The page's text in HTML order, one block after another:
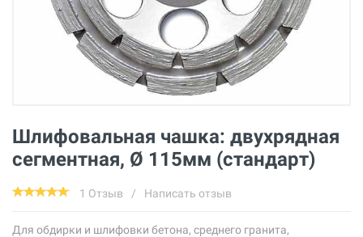
Шлифовальная чашка: двухрядная
сегментная, Ø 115мм (стандарт)
1 Отзыв / Написать отзыв
Для обдирки и шлифовки бетона, среднего гранита,